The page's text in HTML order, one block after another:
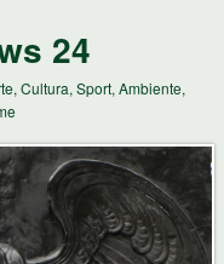
24
Cultura, Sport, Ambiente,